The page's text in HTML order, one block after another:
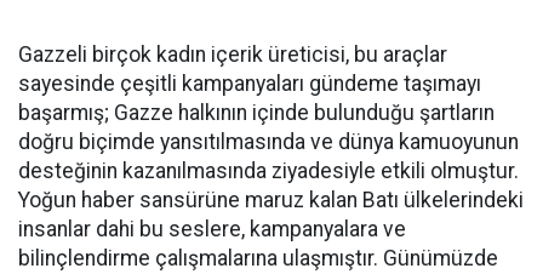
Gazzeli birçok kadın içerik üreticisi, bu araçlar
sayesinde çeşitli kampanyaları gündeme taşımayı
başarmış; Gazze halkının içinde bulunduğu şartların
doğru biçimde yansıtılmasında ve dünya kamuoyunun
desteğinin kazanılmasında ziyadesiyle etkili olmuştur.
Yoğun haber sansürüne maruz kalan Batı ülkelerindeki
insanlar dahi bu seslere, kampanyalara ve
bilinçlendirme çalışmalarına ulaşmıştır. Günümüzde